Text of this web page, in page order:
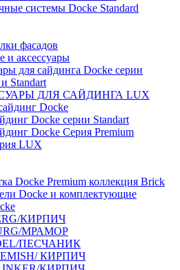
системы Docke Standard
фасадов
и аксессуары
для сайдинга Docke серии
Standart
ДЛЯ САЙДИНГА LUX
Docke
Docke серии Standart
Docke Серия Premium
LUX
Docke Premium коллекция Brick
Docke и комплектующие
КИРПИЧ
МРАМОР
ПЕСЧАНИК
КИРПИЧ